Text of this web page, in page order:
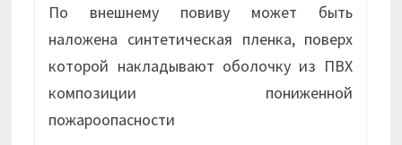
По внешнему повиву может быть
наложена синтетическая пленка, поверх
которой накладывают оболочку из ПВХ
композиции пониженной
пожароопасности